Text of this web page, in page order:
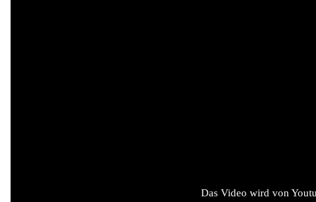
Das Video wird von